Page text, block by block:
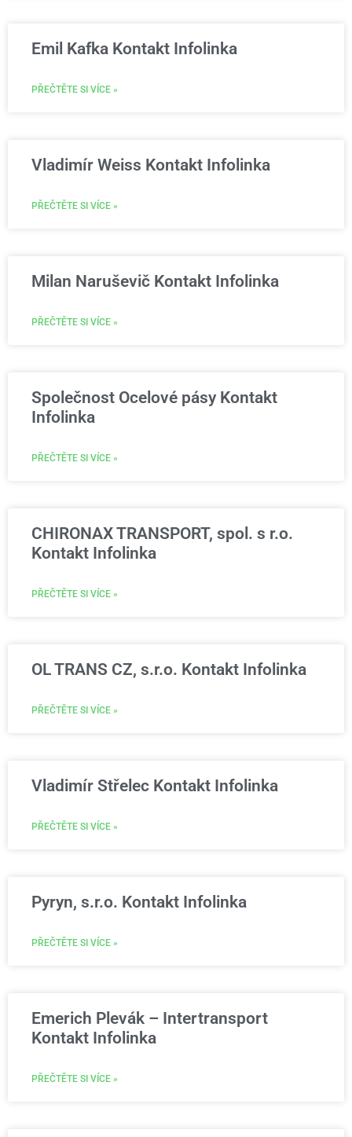
Emil Kafka Kontakt Infolinka
PŘEČTĚTE SI VÍCE »
Vladimír Weiss Kontakt Infolinka
PŘEČTĚTE SI VÍCE »
Milan Naruševič Kontakt Infolinka
PŘEČTĚTE SI VÍCE »
Společnost Ocelové pásy Kontakt
Infolinka
PŘEČTĚTE SI VÍCE »
CHIRONAX TRANSPORT, spol. s r.o.
Kontakt Infolinka
PŘEČTĚTE SI VÍCE »
OL TRANS CZ, s.r.o. Kontakt Infolinka
PŘEČTĚTE SI VÍCE »
Vladimír Střelec Kontakt Infolinka
PŘEČTĚTE SI VÍCE »
Pyryn, s.r.o. Kontakt Infolinka
PŘEČTĚTE SI VÍCE »
Emerich Plevák – Intertransport
Kontakt Infolinka
PŘEČTĚTE SI VÍCE »